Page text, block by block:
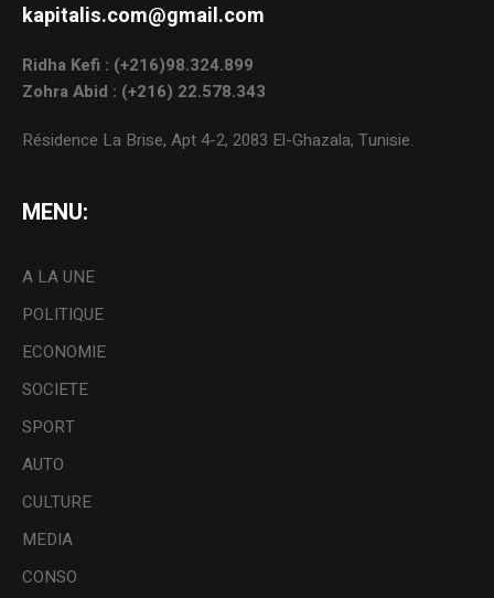
kapitalis.com@gmail.com
Ridha Kefi : (+216)98.324.899
Zohra Abid : (+216) 22.578.343
Résidence La Brise, Apt 4-2, 2083 El-Ghazala, Tunisie.
MENU:
A LA UNE
POLITIQUE
ECONOMIE
SOCIETE
SPORT
AUTO
CULTURE
MEDIA
CONSO